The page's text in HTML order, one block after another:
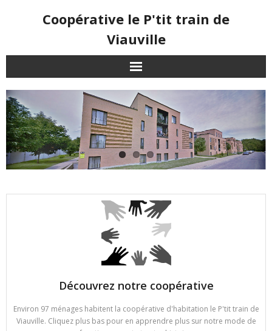
Coopérative le P'tit train de
Viauville
Découvrez notre coopérative
Environ 97 ménages habitent la coopérative d'habitation le P'tit train de
Viauville. Cliquez plus bas pour en apprendre plus sur notre mode de